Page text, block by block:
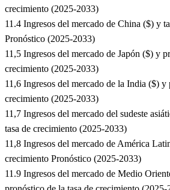
crecimiento (2025-2033)
11.4 Ingresos del mercado de China ($) y
Pronóstico (2025-2033)
11,5 Ingresos del mercado de Japón ($) y
crecimiento (2025-2033)
11,6 Ingresos del mercado de la India ($) y
crecimiento (2025-2033)
11,7 Ingresos del mercado del sudeste
tasa de crecimiento (2025-2033)
11,8 Ingresos del mercado de América
crecimiento Pronóstico (2025-2033)
11.9 Ingresos del mercado de Medio